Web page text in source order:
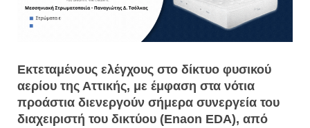
Εκτεταμένους ελέγχους στο δίκτυο φυσικού
αερίου της Αττικής, με έμφαση στα νότια
προάστια διενεργούν σήμερα συνεργεία του
διαχειριστή του δικτύου (Enaon EDA), από